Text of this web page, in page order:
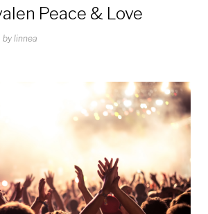
Peace & Love
by linnea